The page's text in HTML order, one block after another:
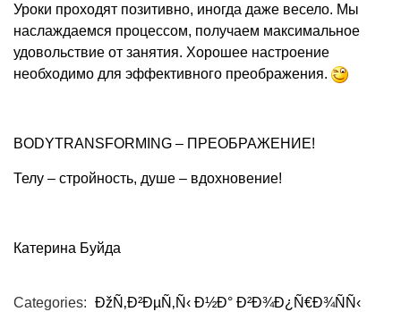
Уроки проходят позитивно, иногда даже весело. Мы
наслаждаемся процессом, получаем максимальное
удовольствие от занятия. Хорошее настроение
необходимо для эффективного преображения.
BODYTRANSFORMING – ПРЕОБРАЖЕНИЕ!
Телу – стройность, душе – вдохновение!
Катерина Буйда
Categories: ÐžÑ‚Ð²ÐµÑ‚Ñ‹ Ð½Ð° Ð²Ð¾Ð¿Ñ€Ð¾ÑÑ‹